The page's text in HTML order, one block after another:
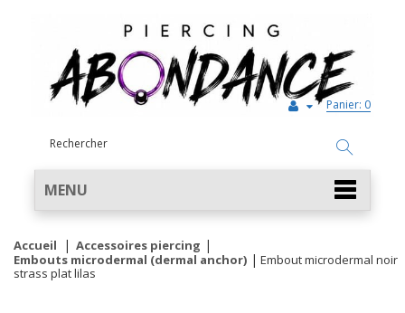
Panier: 0
MENU
Accueil
Accessoires piercing
Embouts microdermal (dermal anchor)
Embout microdermal noir
strass plat lilas